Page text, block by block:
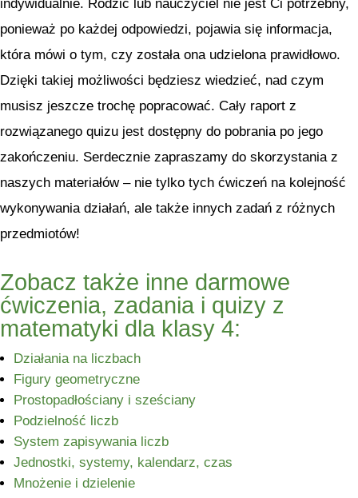
indywidualnie. Rodzic lub nauczyciel nie jest Ci potrzebny,
ponieważ po każdej odpowiedzi, pojawia się informacja,
która mówi o tym, czy została ona udzielona prawidłowo.
Dzięki takiej możliwości będziesz wiedzieć, nad czym
musisz jeszcze trochę popracować. Cały raport z
rozwiązanego quizu jest dostępny do pobrania po jego
zakończeniu. Serdecznie zapraszamy do skorzystania z
naszych materiałów – nie tylko tych ćwiczeń na kolejność
wykonywania działań, ale także innych zadań z różnych
przedmiotów!
Zobacz także inne darmowe
ćwiczenia, zadania i quizy z
matematyki dla klasy 4:
Działania na liczbach
Figury geometryczne
Prostopadłościany i sześciany
Podzielność liczb
System zapisywania liczb
Jednostki, systemy, kalendarz, czas
Mnożenie i dzielenie